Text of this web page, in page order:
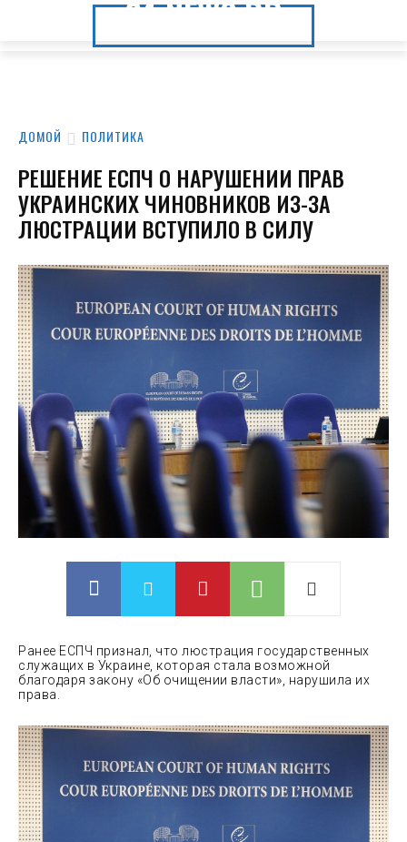
24.NEWS.DP
24.NEWS.DP
ДОМОЙ ПОЛИТИКА
РЕШЕНИЕ ЕСПЧ О НАРУШЕНИИ ПРАВ
УКРАИНСКИХ ЧИНОВНИКОВ ИЗ-ЗА
ЛЮСТРАЦИИ ВСТУПИЛО В СИЛУ
Ранее ЕСПЧ признал, что люстрация государственных
служащих в Украине, которая стала возможной
благодаря закону «Об очищении власти» , нарушила их
права.